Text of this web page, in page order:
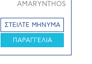
AMARYNTHOS
ΣΤΕΙΛΤΕ ΜΗΝΥΜΑ
ΠΑΡΑΓΓΕΛΙΑ